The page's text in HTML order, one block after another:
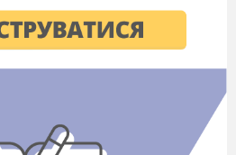
зиму.
вам за чудові вірші і
час поспішати в до
привітати їх з Новим